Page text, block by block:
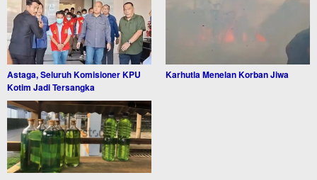
Astaga, Seluruh Komisioner KPU
Kotim Jadi Tersangka
Karhutla Menelan Korban Jiwa